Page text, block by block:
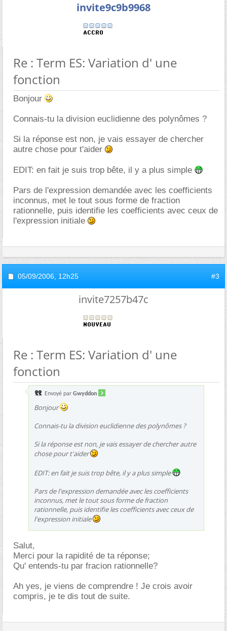
invite9c9b9968
Re : Term ES: Variation d' une
fonction
Bonjour
Connais-tu la division euclidienne des polynômes ?
Si la réponse est non, je vais essayer de chercher
autre chose pour t'aider
EDIT: en fait je suis trop bête, il y a plus simple
Pars de l'expression demandée avec les coefficients
inconnus, met le tout sous forme de fraction
rationnelle, puis identifie les coefficients avec ceux de
l'expression initiale
05/09/2006, 12h25 #3
invite7257b47c
Re : Term ES: Variation d' une
fonction
Envoyé par Gwyddon
Bonjour
Connais-tu la division euclidienne des polynômes ?
Si la réponse est non, je vais essayer de chercher autre
chose pour t'aider
EDIT: en fait je suis trop bête, il y a plus simple
Pars de l'expression demandée avec les coefficients
inconnus, met le tout sous forme de fraction
rationnelle, puis identifie les coefficients avec ceux de
l'expression initiale
Salut,
Merci pour la rapidité de ta réponse;
Qu' entends-tu par fracion rationnelle?
Ah yes, je viens de comprendre ! Je crois avoir
compris, je te dis tout de suite.